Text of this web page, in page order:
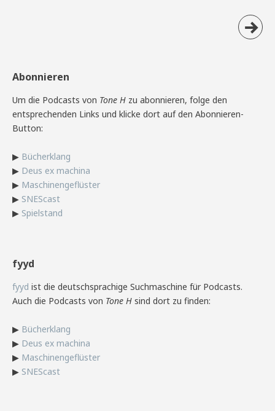
Abonnieren
Um die Podcasts von Tone H zu abonnieren, folge den
entsprechenden Links und klicke dort auf den Abonnieren-
Button:
▶ Bücherklang
▶ Deus ex machina
▶ Maschinengeflüster
▶ SNEScast
▶ Spielstand
fyyd
fyyd ist die deutschsprachige Suchmaschine für Podcasts.
Auch die Podcasts von Tone H sind dort zu finden:
▶ Bücherklang
▶ Deus ex machina
▶ Maschinengeflüster
▶ SNEScast